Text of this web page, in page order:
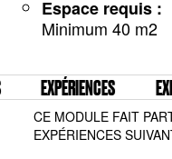
Espace requis :
Minimum 40 m2
EXPÉRIENCES
CE MODULE FAIT
EXPÉRIENCES